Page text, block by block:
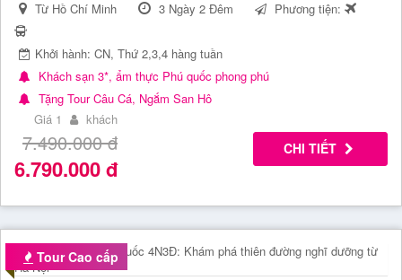
Từ Hồ Chí Minh
3 Ngày 2 Đêm Phương tiện:
Khởi hành: CN, Thứ 2,3,4 hàng tuần
Khách sạn 3*, ẩm thực Phú quốc phong phú
Tặng Tour Câu Cá, Ngắm San Hô
Giá 1
khách
7.490.000đ
6.790.000đ
CHI TIẾT
Tour Cao cấp